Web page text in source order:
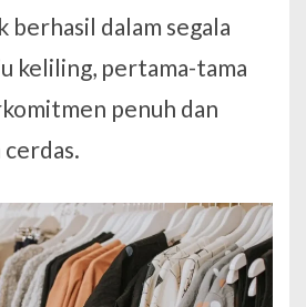
berhasil dalam segala
keliling, pertama-tama
penuh dan